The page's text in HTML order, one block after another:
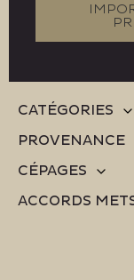
CATÉGORIES
PROVENANCE
CÉPAGES
ACCORDS